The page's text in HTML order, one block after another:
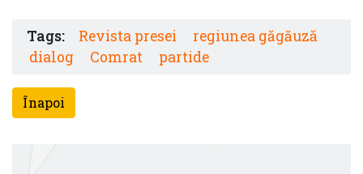
Tags: Revista presei
regiunea găgăuză
dialog
Comrat partide
Înapoi